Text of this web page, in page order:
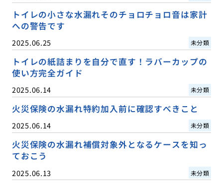
トイレの小さな水漏れそのチョロチョロ音は家計
への警告です
2025.06.25 未分類
トイレの紙詰まりを自分で直す！ラバーカップの
使い方完全ガイド
2025.06.14 未分類
火災保険の水漏れ特約加入前に確認すべきこと
2025.06.14 未分類
火災保険の水漏れ補償対象外となるケースを知っ
ておこう
2025.06.13 未分類